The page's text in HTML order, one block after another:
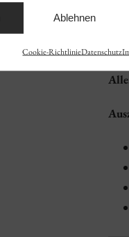
Ablehnen
Cookie-RichtlinieDatenschutz